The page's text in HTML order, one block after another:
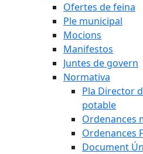
Ofertes de feina
Ple municipal
Mocions
Manifestos
Juntes de govern
Normativa
Pla Director
potable
Ordenances
Ordenances
Document